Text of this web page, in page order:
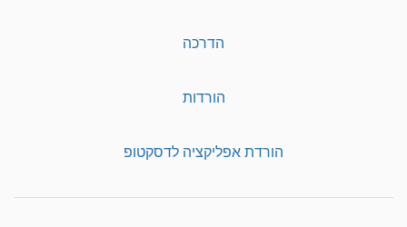
הדרכה
הורדות
הורדת אפליקציה לדסקטופ